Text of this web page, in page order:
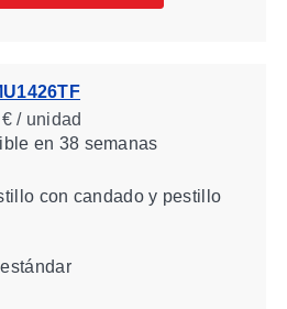
/ unidad
en 38 semanas
con candado y pestillo